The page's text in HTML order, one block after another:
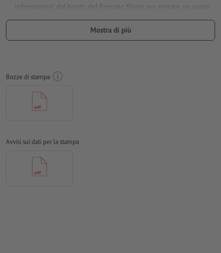
informazioni dal bordo del formato finale per evitare un punto
di taglio indesiderato.
dimensione carattere: almeno 8 pt
caratteri
devono essere completamente incorporati o convertiti
Modalità colori:
patinate, FOGRA52 (PSO Uncoated v3 FOGRA52) per carte non
Non correggiamoerrori di ortografia e sintassi
Non controlliamo le
commenti
Mostra di più
Bozze di stampa
Avvisi sui dati per la stampa